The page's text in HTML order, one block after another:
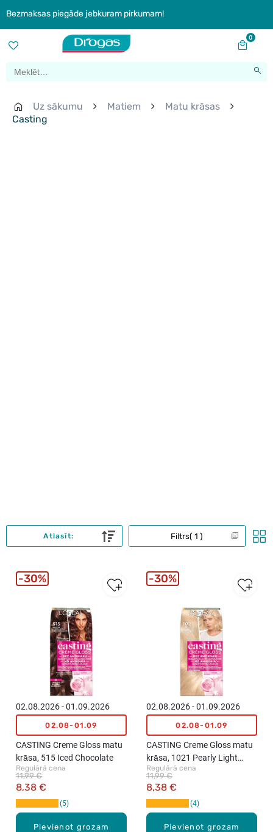
Bezmaksas piegāde jebkuram pirkumam!
0
Uz sākumu Matiem
Matu krāsas
Casting
Filtrs 1
Atlasīt:
Pievienot grozam
02.08.2026 - 01.09.2026
02.08-01.09
CASTING Creme Gloss matu
krāsa, 515 Iced Chocolate
Regulārā cena
8,38 €
11,99 €
5
30%
Pievienot grozam
02.08.2026 - 01.09.2026
02.08-01.09
CASTING Creme Gloss matu
krāsa, 1021 Pearly Light
Blonde
Regulārā cena
8,38 €
11,99 €
4
30%